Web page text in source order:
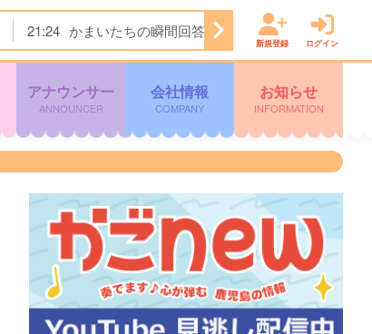
21:24 かまいたちの瞬間回答！★今夜は…焼肉きんぐ
新規登録 ログイン
アナウンサー
ANNOUNCER
会社情報
COMPANY
お知らせ
INFORMATION